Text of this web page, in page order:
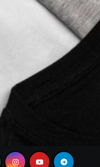
Elegan dan Pilihan